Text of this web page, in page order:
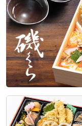
参加者の年齢：
20代
神奈川県相模原市南区
ベアーズランチの口